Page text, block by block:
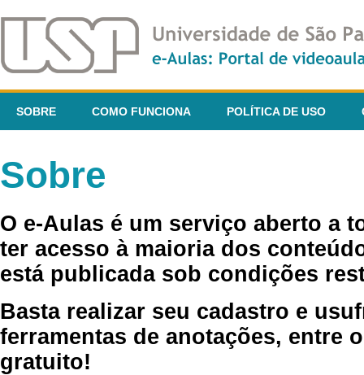
SOBRE COMO FUNCIONA POLÍTICA DE USO
Sobre
O e-Aulas é um serviço aberto a
ter acesso à maioria dos
está publicada sob condições
Basta realizar seu cadastro e
ferramentas de anotações, entre
gratuito!